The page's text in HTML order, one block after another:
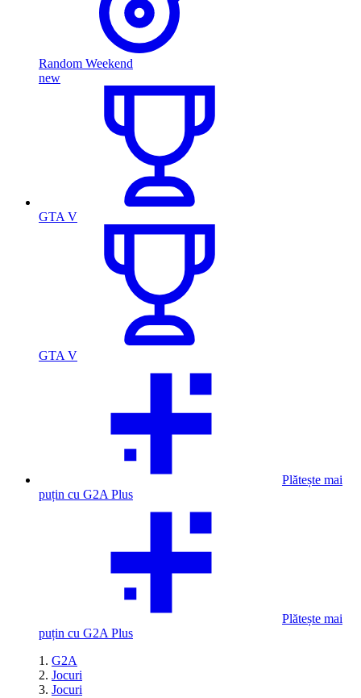
Random Weekend
new
GTA V
GTA V
Plătește mai
puțin cu G2A Plus
Plătește mai
puțin cu G2A Plus
G2A
Jocuri
Jocuri